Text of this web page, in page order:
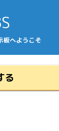
板へようこそ
る